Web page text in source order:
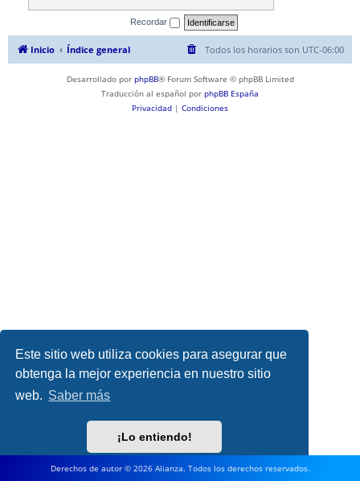
Este sitio web utiliza cookies para asegurar que
obtenga la mejor experiencia en nuestro sitio
web. Saber más
¡Lo entiendo!
Recordar
Inicio Índice general Todos los horarios son UTC-06:00
Desarrollado por phpBB® Forum Software © phpBB Limited
Traducción al español por phpBB España
Privacidad | Condiciones
Derechos de autor © 2026 Alianza. Todos los derechos reservados.